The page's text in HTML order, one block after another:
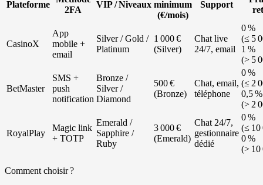
Plateforme
2FA
VIP / Niveaux minimum
(€/mois)
Support
CasinoX
App
mobile +
email
Silver / Gold /
Platinum
1 000 €
(Silver)
Chat live
24/7, email
0 %
(≤ 5
1 %
(> 5
BetMaster
SMS +
push
notification
Bronze /
Silver /
Diamond
500 €
(Bronze)
Chat, email,
téléphone
0 %
(≤ 2
0,5 %
(> 2
RoyalPlay
Magic link
+ TOTP
Emerald /
Sapphire /
Ruby
3 000 €
(Emerald)
Chat 24/7,
gestionnaire
dédié
0 %
(≤ 10
0 %
(> 10
Comment choisir ?